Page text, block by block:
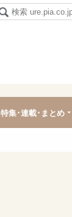
特集･連載･まとめ